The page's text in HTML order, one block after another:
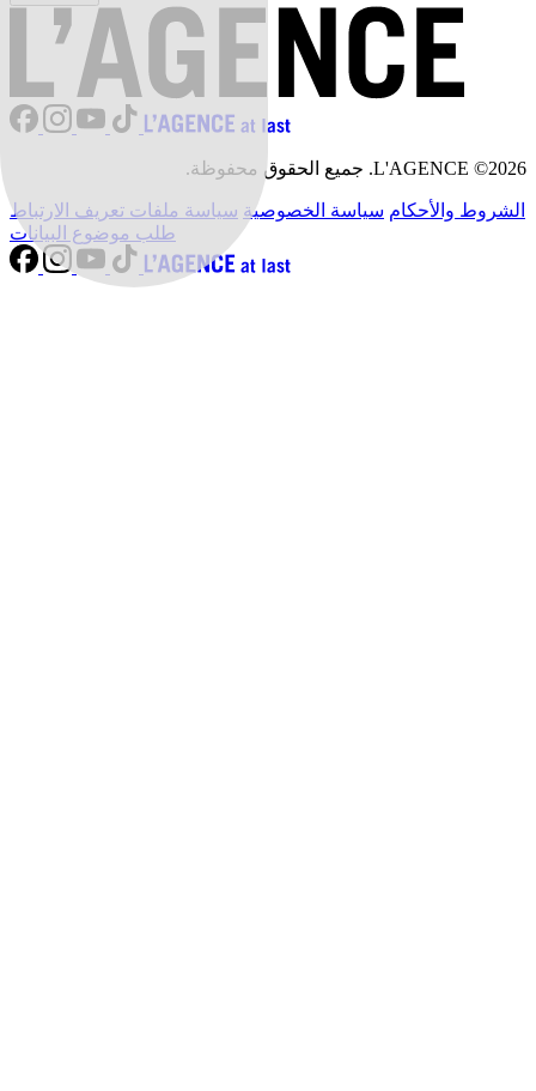
L'AGENCE ©2026. جميع الحقوق محفوظة.
الشروط والأحكام سياسة الخصوصية سياسة ملفات تعريف الارتباط
طلب موضوع البيانات